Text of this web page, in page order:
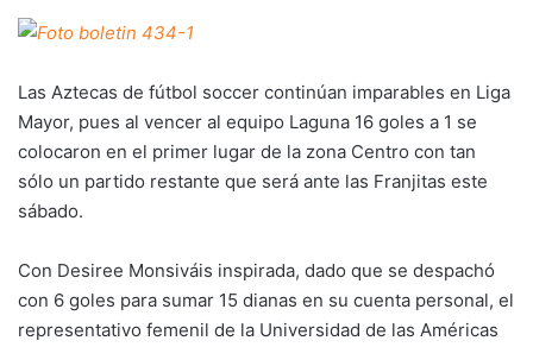
Las Aztecas de fútbol soccer continúan imparables en Liga
Mayor, pues al vencer al equipo Laguna 16 goles a 1 se
colocaron en el primer lugar de la zona Centro con tan
sólo un partido restante que será ante las Franjitas este
sábado.
Con Desiree Monsiváis inspirada, dado que se despachó
con 6 goles para sumar 15 dianas en su cuenta personal, el
representativo femenil de la Universidad de las Américas